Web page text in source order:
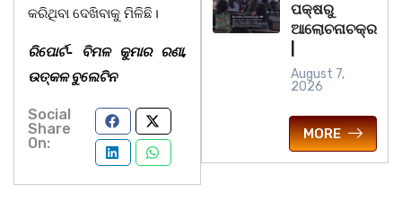
କରିଥିବା ଦେଖିବାକୁ ମିଳିଛି।
ରିପୋର୍ଟ- ବିମଳ କୁମାର ରଣା,
ଉତ୍‌କଳ ବୁଲେଟିନ
Social
Share
On:
ପକ୍ଷରୁ
ଆଲୋଚନାଚକ୍ର
August 7,
2026
MORE